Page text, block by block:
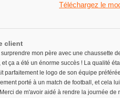
Téléchargez le
client
mon père avec une chaussette
ça a été un énorme succès ! La qualité
parfaitement le logo de son équipe
porté à un match de football, et cela
de m'avoir aidé à rendre la journée de